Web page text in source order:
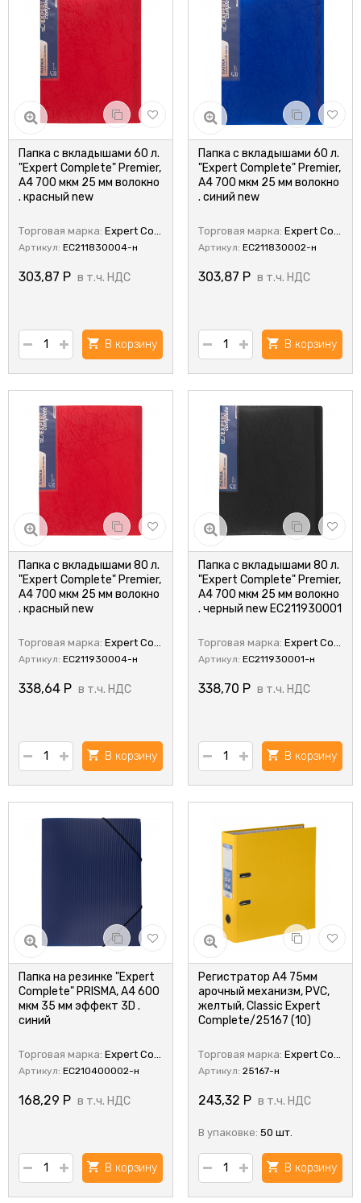
Папка с вкладышами 60 л.
"Expert Complete" Premier,
A4 700 мкм 25 мм волокно
. красный new
Торговая марка: Expert Complete
Артикул: EC211830004-н
303,87 Р в т.ч. НДС
В корзину
Папка с вкладышами 60 л.
"Expert Complete" Premier,
A4 700 мкм 25 мм волокно
. синий new
Торговая марка: Expert Complete
Артикул: EC211830002-н
303,87 Р в т.ч. НДС
В корзину
Папка с вкладышами 80 л.
"Expert Complete" Premier,
A4 700 мкм 25 мм волокно
. красный new
Торговая марка: Expert Complete
Артикул: EC211930004-н
338,64 Р в т.ч. НДС
В корзину
Папка с вкладышами 80 л.
"Expert Complete" Premier,
A4 700 мкм 25 мм волокно
. черный new EC211930001
Торговая марка: Expert Complete
Артикул: EC211930001-н
338,70 Р в т.ч. НДС
В корзину
Папка на резинке "Expert
Complete" PRISMA, A4 600
мкм 35 мм эффект 3D .
синий
Торговая марка: Expert Complete
Артикул: EC210400002-н
168,29 Р в т.ч. НДС
В корзину
Регистратор А4 75мм
арочный механизм, PVC,
желтый, Classic Expert
Complete/25167 (10)
Торговая марка: Expert Complete
Артикул: 25167-н
243,32 Р в т.ч. НДС
В упаковке: 50 шт.
В корзину